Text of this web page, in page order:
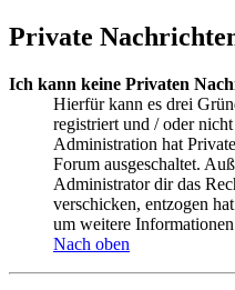
Private
Ich kann keine Privaten
Hierfür kann es drei
registriert und / oder
Administration hat
Forum ausgeschaltet.
Administrator dir das
verschicken, entzogen
um weitere
Nach oben